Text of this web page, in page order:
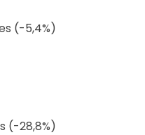
(-5,4%)
(-28,8%)